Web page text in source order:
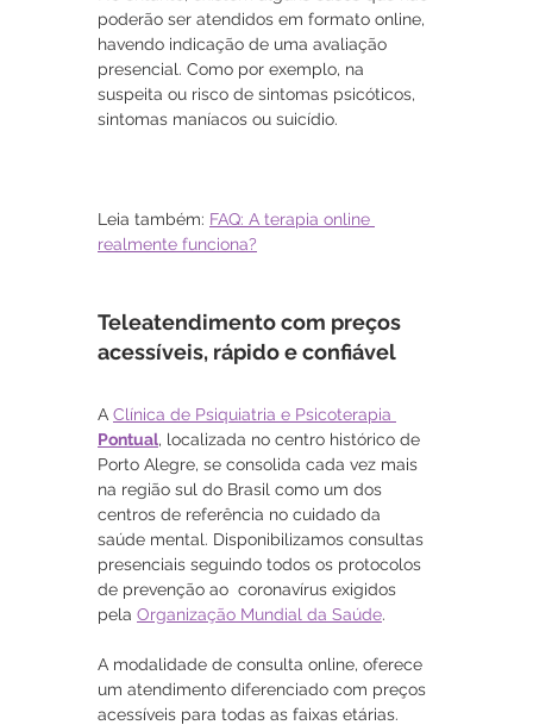
poderão ser atendidos em formato online,
havendo indicação de uma avaliação
presencial. Como por exemplo, na
suspeita ou risco de sintomas psicóticos,
sintomas maníacos ou suicídio.
Leia também: FAQ: A terapia online
realmente funciona?
Teleatendimento com preços
acessíveis, rápido e confiável
A Clínica de Psiquiatria e Psicoterapia
Pontual, localizada no centro histórico de
Porto Alegre, se consolida cada vez mais
na região sul do Brasil como um dos
centros de referência no cuidado da
saúde mental. Disponibilizamos consultas
presenciais seguindo todos os protocolos
de prevenção ao  coronavírus exigidos
pela Organização Mundial da Saúde.
A modalidade de consulta online, oferece
um atendimento diferenciado com preços
acessíveis para todas as faixas etárias.